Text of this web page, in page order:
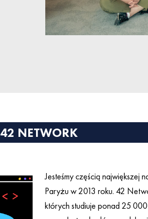
42 NETWORK
Jesteśmy częścią największej
Paryżu w 2013 roku. 42
których studiuje ponad 25